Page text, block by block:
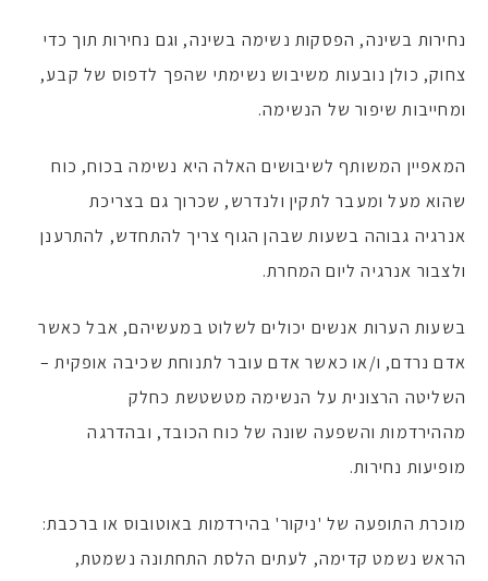
נחירות בשינה, הפסקות נשימה בשינה, וגם נחירות תוך כדי
צחוק, כולן נובעות משיבוש נשימתי שהפך לדפוס של קבע,
ומחייבות שיפור של הנשימה.
המאפיין המשותף לשיבושים האלה היא נשימה בכוח, כוח
שהוא מעל ומעבר לתקין ולנדרש, שכרוך גם בצריכת
אנרגיה גבוהה בשעות שבהן הגוף צריך להתחדש, להתרענן
ולצבור אנרגיה ליום המחרת.
בשעות הערות אנשים יכולים לשלוט במעשיהם, אבל כאשר
אדם נרדם, ו/או כאשר אדם עובר לתנוחת שכיבה אופקית –
השליטה הרצונית על הנשימה מטשטשת כחלק
מההירדמות והשפעה שונה של כוח הכובד, ובהדרגה
מופיעות נחירות.
מוכרת התופעה של 'ניקור' בהירדמות באוטובוס או ברכבת:
הראש נשמט קדימה, לעתים הלסת התחתונה נשמטת,